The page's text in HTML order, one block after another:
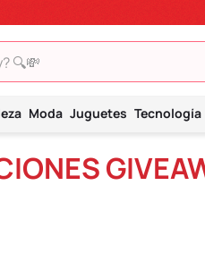
Moda Juguetes Tecnología